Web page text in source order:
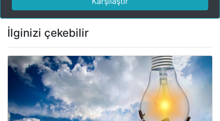
İlginizi çekebilir